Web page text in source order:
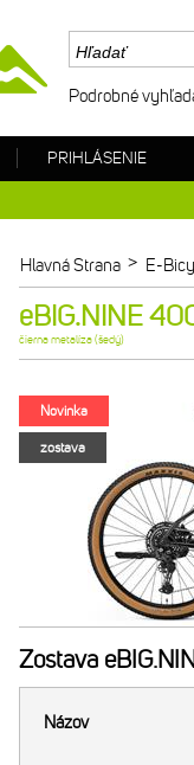
Hlavná Strana > E-
eBIG.NINE
čierna metalíza (šedý)
Novinka
zostava
Zostava
Názov
Podrobné
PRIHLÁSENIE